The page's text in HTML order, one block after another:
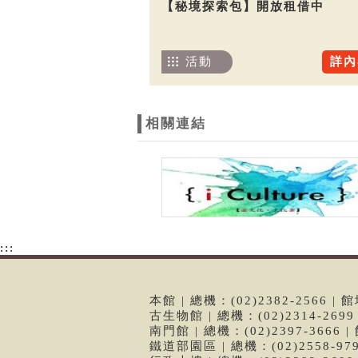
【秘境探索包】開放租借中
詳
活動
相關連結
:::
本館 | 總機：(02)2382-2566 | 館
古生物館 | 總機：(02)2314-
南門館 | 總機：(02)2397-3666 |
鐵道部園區 | 總機：(02)2558-